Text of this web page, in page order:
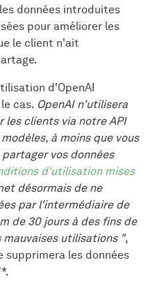
données introduites
pour améliorer les
le client n'ait
d'OpenAI
cas. OpenAI n'utilisera
les clients via notre API
à moins que vous
vos données
d'utilisation mises
désormais de ne
par l'intermédiaire de
de 30 jours à des fins de
mauvaises utilisations ",
supprimera les données